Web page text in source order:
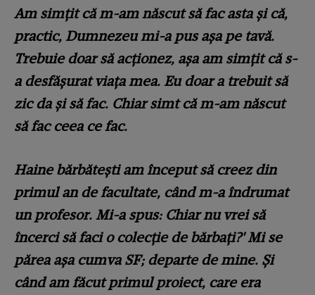
Am simțit că m-am născut să fac asta și că,
practic, Dumnezeu mi-a pus așa pe tavă.
Trebuie doar să acționez, așa am simțit că s-
a desfășurat viața mea. Eu doar a trebuit să
zic da și să fac. Chiar simt că m-am născut
să fac ceea ce fac.
Haine bărbătești am început să creez din
primul an de facultate, când m-a îndrumat
un profesor. Mi-a spus: Chiar nu vrei să
încerci să faci o colecție de bărbați?' Mi se
părea așa cumva SF; departe de mine. Și
când am făcut primul proiect, care era